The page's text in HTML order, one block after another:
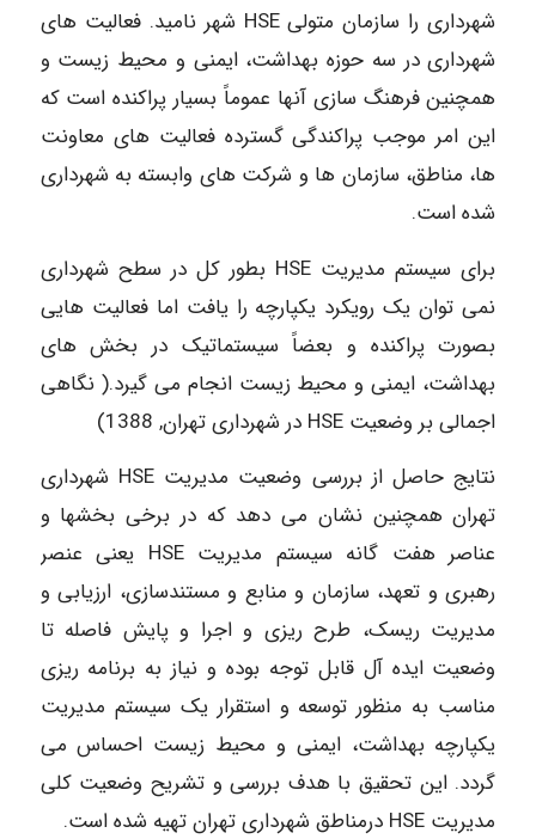
شهرداری را سازمان متولی HSE شهر نامید. فعالیت های
شهرداری در سه حوزه بهداشت، ایمنی و محیط زیست و
همچنین فرهنگ سازی آنها عموماً بسیار پراکنده است که
این امر موجب پراکندگی گسترده فعالیت های معاونت
ها، مناطق، سازمان ها و شرکت های وابسته به شهرداری
شده است.
برای سیستم مدیریت HSE بطور کل در سطح شهرداری
نمی توان یک رویکرد یکپارچه را یافت اما فعالیت هایی
بصورت پراکنده و بعضاً سیستماتیک در بخش های
بهداشت، ایمنی و محیط زیست انجام می گیرد.( نگاهی
اجمالی بر وضعیت HSE در شهرداری تهران, 1388)
نتایج حاصل از بررسی وضعیت مدیریت HSE شهرداری
تهران همچنین نشان می دهد که در برخی بخشها و
عناصر هفت گانه سیستم مدیریت HSE یعنی عنصر
رهبری و تعهد، سازمان و منابع و مستندسازی، ارزیابی و
مدیریت ریسک، طرح ریزی و اجرا و پایش فاصله تا
وضعیت ایده آل قابل توجه بوده و نیاز به برنامه ریزی
مناسب به منظور توسعه و استقرار یک سیستم مدیریت
یکپارچه بهداشت، ایمنی و محیط زیست احساس می
گردد. این تحقیق با هدف بررسی و تشریح وضعیت کلی
مدیریت HSE درمناطق شهرداری تهران تهیه شده است.